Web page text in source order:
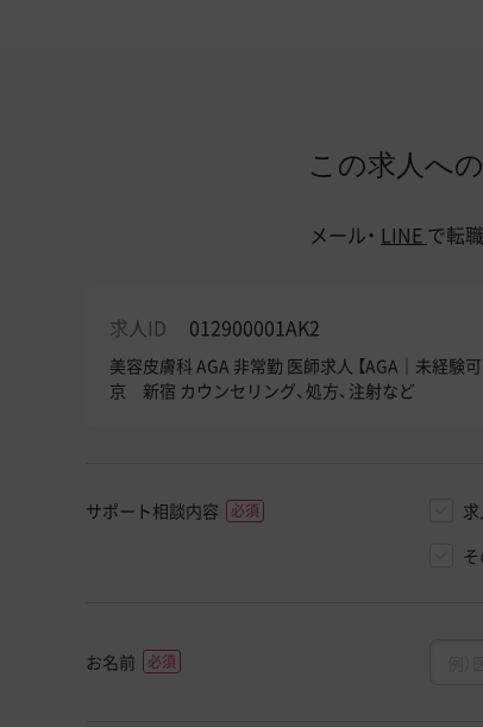
この求人へ
メール・ LINE で転
求人ID 012900001AK2
美容皮膚科 AGA 非常勤 医師求人 【AGA｜未経験
京 新宿 カウンセリング、処方、注射など
サポート相談内容
お名前